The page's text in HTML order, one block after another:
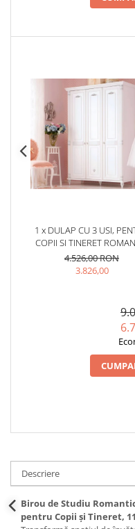
1 x DULAP CU 3 USI,
COPII SI TINERET
WHITE, 140X58X203 CM
4.526,00 RON
3.826,00
Descriere
Birou de Studiu
pentru Copii și Tineret,